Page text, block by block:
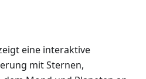
eine interaktive
mit Sternen,